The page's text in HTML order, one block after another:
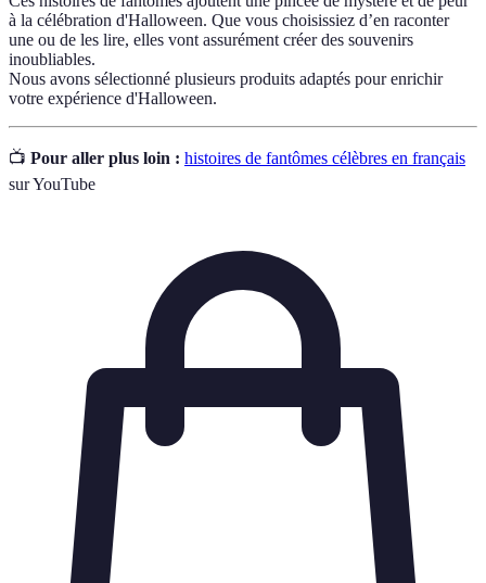
à la célébration d'Halloween. Que vous choisissiez d’en raconter
une ou de les lire, elles vont assurément créer des souvenirs
inoubliables.
Nous avons sélectionné plusieurs produits adaptés pour enrichir
votre expérience d'Halloween.
📺 Pour aller plus loin : histoires de fantômes célèbres en français
sur YouTube